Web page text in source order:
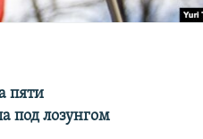
пяти
под лозунгом